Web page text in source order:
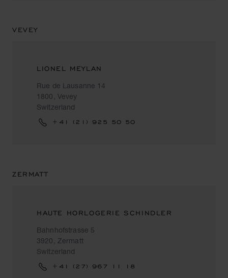
VEVEY
LIONEL MEYLAN
Rue de Lausanne 14
1800, Vevey
Switzerland
+41 (21) 925 50 50
ZERMATT
HAUTE HORLOGERIE SCHINDLER
Bahnhofstrasse 5
3920, Zermatt
Switzerland
+41 (27) 967 11 18